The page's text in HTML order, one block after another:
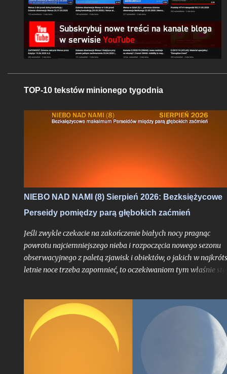
TOP-10 tekstów minionego tygodnia
NIEBO NAD NAMI (8) Sierpień 2026: Bezksiężycowe
Perseidy pomiędzy parą głębokich zaćmień
Jeśli zwykle czekacie na zakończenie białych nocy pragnąc
powrotu najciemniejszego nieba i rozpoczęcia nowego sezonu
obserwacyjnego z paletą zjawisk i obiektów, o jakich w
letnie noce trzeba zapomnieć, to oczekiwaniom tym właśnie
tym roku, trudno bowiem w najnowszej historii znaleźć
przypadek takiego sierpnia, który wiązałby się z
kumulacją wspaniałości na skalę jak w 2026 roku. O ile bowiem
najsłynniejszy rój meteorów nie jest dla tego miesiąca
tyle fakt, że będzie on otoczony bardzo głębokimi zaćmieniami
zarówno Słońca jak i Księżyca - to już nawarstwienie zjawisk